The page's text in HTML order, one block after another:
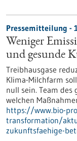
Pressemitteilung -
Weniger
und gesunde
Treibhausgase
Klima-Milchfarm
null sein. Team
welchen
https://www.bio-
transformation/
zukunftsfaehige-